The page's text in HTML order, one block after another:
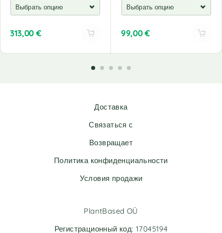
313,00 € 99,00€
t
a
v
:
Доставка
Связаться с
Возвращает
Политика конфиденциальности
Условия продажи
PlantBased OÜ
Регистрационный код: 17045194